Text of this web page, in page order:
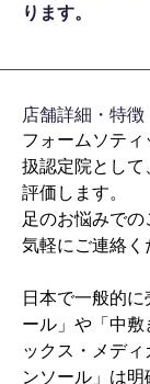
ります。
​店舗詳細・特徴
フォームソティ
扱認定院として
評価します。
足のお悩みで
気軽にご連絡く
日本で一般的
ール」や「中敷
ックス・メデ
ンソール」は明